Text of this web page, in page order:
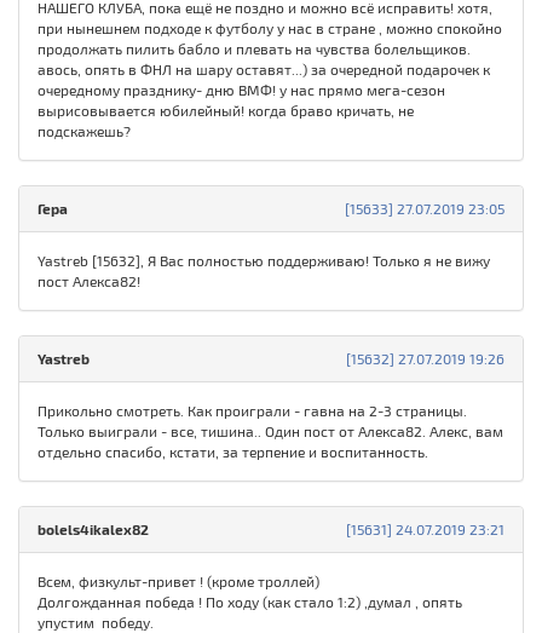
НАШЕГО КЛУБА, пока ещё не поздно и можно всё исправить! хотя,
при нынешнем подходе к футболу у нас в стране , можно спокойно
продолжать пилить бабло и плевать на чувства болельщиков.
авось, опять в ФНЛ на шару оставят...) за очередной подарочек к
очередному празднику- дню ВМФ! у нас прямо мега-сезон
вырисовывается юбилейный! когда браво кричать, не
подскажешь?
[15633] 27.07.2019 23:05
Гера
Yastreb [15632], Я Вас полностью поддерживаю! Только я не вижу
пост Алекса82!
[15632] 27.07.2019 19:26
Yastreb
Прикольно смотреть. Как проиграли - гавна на 2-3 страницы.
Только выиграли - все, тишина.. Один пост от Алекса82. Алекс, вам
отдельно спасибо, кстати, за терпение и воспитанность.
[15631] 24.07.2019 23:21
bolels4ikalex82
Всем, физкульт-привет ! (кроме троллей)
Долгожданная победа ! По ходу (как стало 1:2) ,думал , опять
упустим победу.